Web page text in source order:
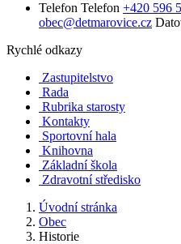
Telefon Telefon +420 596
obec@detmarovice.cz
Rychlé odkazy
Zastupitelstvo
Rada
Rubrika starosty
Kontakty
Sportovní hala
Knihovna
Základní škola
Zdravotní středisko
Úvodní stránka
Obec
Historie